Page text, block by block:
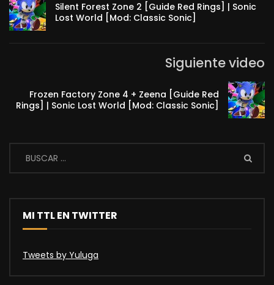
Silent Forest Zone 2 [Guide Red Rings] | Sonic
Lost World [Mod: Classic Sonic]
Siguiente video
Frozen Factory Zone 4 + Zeena [Guide Red
Rings] | Sonic Lost World [Mod: Classic Sonic]
MI TTL EN TWITTER
Tweets by Yuluga